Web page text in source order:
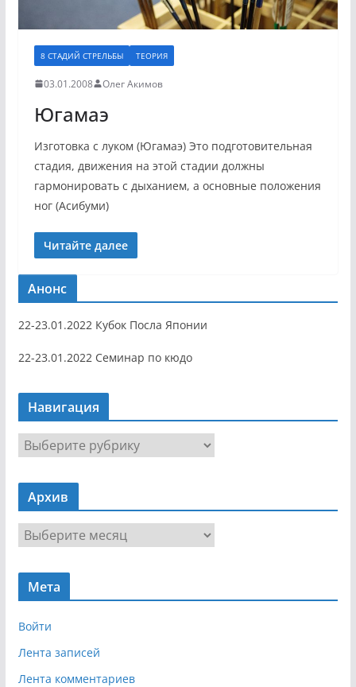
8 СТАДИЙ СТРЕЛЬБЫ ТЕОРИЯ
03.01.2008 Олег Акимов
Югамаэ
Изготовка с луком (Югамаэ) Это подготовительная
стадия, движения на этой стадии должны
гармонировать с дыханием, а основные положения
ног (Асибуми)
Читайте далее
Анонс
22-23.01.2022 Кубок Посла Японии
22-23.01.2022 Семинар по кюдо
Навигация
Н
а
в
г
я
Архив
р
х
Мета
Войти
Лента записей
Лента комментариев